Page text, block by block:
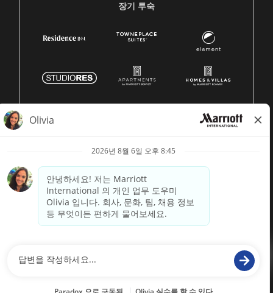
장기 투숙
Marriott 독점 정보
paradox.ai